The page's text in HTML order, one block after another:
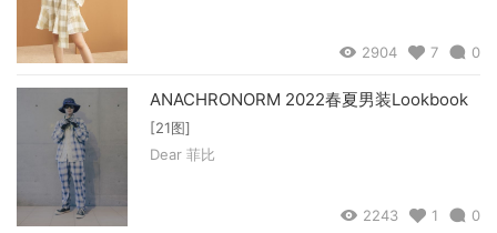
2904 7 0
ANACHRONORM 2022春夏男装Lookbook
[21图]
Dear 菲比
2243 1 0